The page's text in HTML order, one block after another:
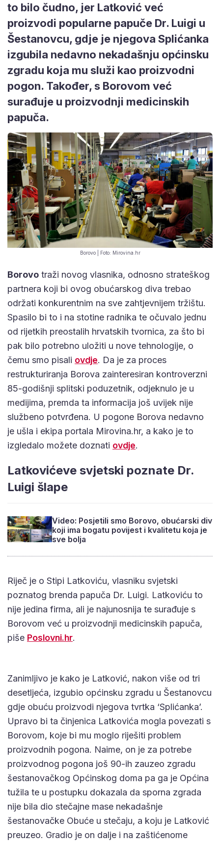
to bilo čudno, jer Latković već
proizvodi popularne papuče Dr. Luigi u
Šestanovcu, gdje je njegova Splićanka
izgubila nedavno nekadašnju općinsku
zgradu koja mu služi kao proizvodni
pogon. Također, s Borovom već
surađuje u proizvodnji medicinskih
papuča.
Borovo | Foto: Mirovina.hr
Borovo traži novog vlasnika, odnosno strateškog
partnera koji bi ovog obućarskog diva trebao
održati konkurentnim na sve zahtjevnijem tržištu.
Spasilo bi to i na stotine radnika te očuvalo jednu
od rijetkih preostalih hrvatskih tvornica, za što bi
pak bilo potrebno uložiti u nove tehnologije, o
čemu smo pisali ovdje. Da je za proces
restrukturiranja Borova zainteresiran kontroverzni
85-godišnji splitski poduzetnik, odjeknulo je u
medijima, premda ta informacija još uvijek nije
službeno potvrđena. U pogone Borova nedavno
je ušla i ekipa portala Mirovina.hr, a kako je to
izgledalo možete doznati ovdje.
Latkovićeve svjetski poznate Dr.
Luigi šlape
Video: Posjetili smo Borovo, obućarski div
koji ima bogatu povijest i kvalitetu koja je
sve bolja
Riječ je o Stipi Latkoviću, vlasniku svjetski
poznatog brenda papuča Dr. Luigi. Latkoviću to
nije jedina firma, ali je najunosnija te surađuje s
Borovom već u proizvodnji medicinskih papuča,
piše Poslovni.hr.
Zanimljivo je kako je Latković, nakon više od tri
desetljeća, izgubio općinsku zgradu u Šestanovcu
gdje obuću proizvodi njegova tvrtka ‘Splićanka’.
Upravo bi ta činjenica Latkovića mogla povezati s
Borovom, koje bi mu moglo riješiti problem
proizvodnih pogona. Naime, on je za potrebe
proizvodnog pogona još 90-ih zauzeo zgradu
šestanovačkog Općinskog doma pa ga je Općina
tužila te u postupku dokazala da sporna zgrada
nije bila dio stečajne mase nekadašnje
šestanovačke Obuće u stečaju, a koju je Latković
preuzeo. Gradio je on dalje i na zaštićenome